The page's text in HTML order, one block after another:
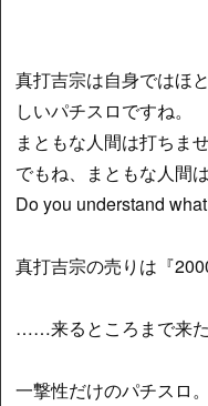
真打吉宗は自身ではほ
しいパチスロですね。
まともな人間は打ちませ
でもね、まともな人間
Do you understand
真打吉宗の売りは『
……来るところまで来た
一撃性だけのパチスロ。